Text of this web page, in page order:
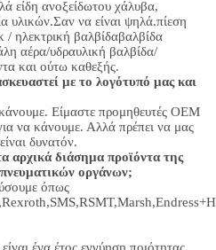
είδη ανοξείδωτου χάλυβα,
υλικών.Σαν να είναι ψηλά.πίεση
/ ηλεκτρική βαλβίδαβαλβίδα
αέρα/υδραυλική βαλβίδα/
και ούτω καθεξής.
με το λογότυπό μας και
Είμαστε προμηθευτές OEM
να κάνουμε. Αλλά πρέπει να μας
δυνατόν.
αρχικά διάσημα προϊόντα της
οργάνων;
όπως